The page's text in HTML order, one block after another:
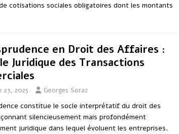
cotisations sociales obligatoires dont les montants
en Droit des Affaires :
Juridique des Transactions
23, 2025 Georges Soraz
constitue le socle interprétatif du droit des
silencieusement mais profondément
juridique dans lequel évoluent les entreprises.